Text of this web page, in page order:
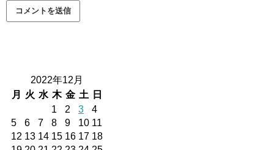
2022年12月
月
火 水 木 金 土 日
1 2 3
4
5
6 7 8 9 10 11
12 13 14 15 16 17 18